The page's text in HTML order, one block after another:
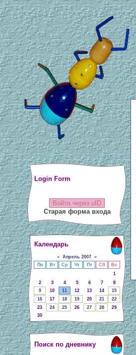
Login Form
Войти через uID
Старая форма входа
Календарь
« Апрель 2007 »
Пн
Вт Ср Чт Пт Сб
Вс
1
2
3 4 5 6 7
8
9
10 11 12 13 14
15
16
17 18 19 20 21
22
23
24 25 26 27 28
29
30
Поиск по дневнику